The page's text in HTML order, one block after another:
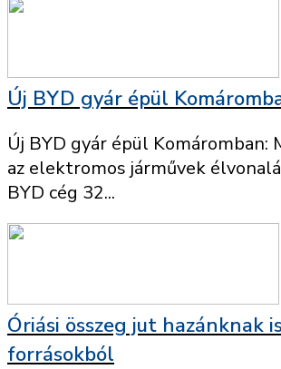
Új BYD gyár épül
Új BYD gyár épül Komáromban:
az elektromos járművek
BYD cég 32...
Óriási összeg jut hazánknak
forrásokból